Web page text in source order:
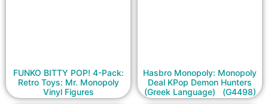
FUNKO BITTY POP! 4-Pack:
Retro Toys: Mr. Monopoly
Vinyl Figures
Hasbro Monopoly: Monopoly
Deal KPop Demon Hunters
(Greek Language) (G4498)